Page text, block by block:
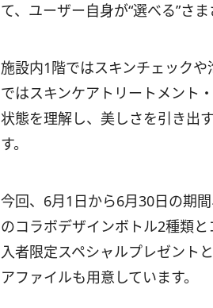
て、ユーザー自身が“選べる”さ
施設内1階ではスキンチェック
ではスキンケアトリートメント
状態を理解し、美しさを引き出
す。
今回、6月1日から6月30日の期
のコラボデザインボトル2種類
入者限定スペシャルプレゼント
アファイルも用意しています。